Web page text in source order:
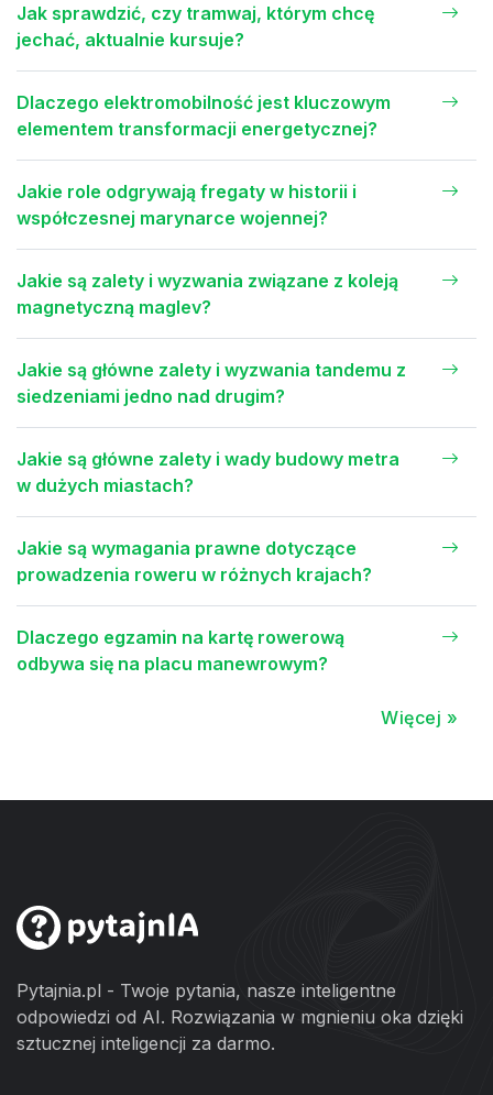
Jak sprawdzić, czy tramwaj, którym chcę
jechać, aktualnie kursuje?
Dlaczego elektromobilność jest kluczowym
elementem transformacji energetycznej?
Jakie role odgrywają fregaty w historii i
współczesnej marynarce wojennej?
Jakie są zalety i wyzwania związane z koleją
magnetyczną maglev?
Jakie są główne zalety i wyzwania tandemu z
siedzeniami jedno nad drugim?
Jakie są główne zalety i wady budowy metra
w dużych miastach?
Jakie są wymagania prawne dotyczące
prowadzenia roweru w różnych krajach?
Dlaczego egzamin na kartę rowerową
odbywa się na placu manewrowym?
Więcej »
Pytajnia.pl - Twoje pytania, nasze inteligentne
odpowiedzi od AI. Rozwiązania w mgnieniu oka dzięki
sztucznej inteligencji za darmo.